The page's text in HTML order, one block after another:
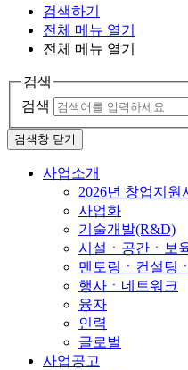
검색하기
전체 메뉴 열기
전체 메뉴 열기
검색
검색
검색창 닫기
사업소개
2026년 창업지원
사업화
기술개발(R&D)
시설ㆍ공간ㆍ보
멘토링ㆍ컨설팅
행사ㆍ네트워크
융자
인력
글로벌
사업공고